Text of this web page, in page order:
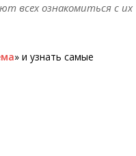
всех ознакомиться с их
» и узнать самые